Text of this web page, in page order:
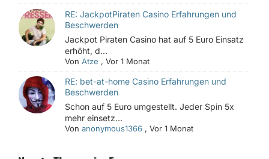
RE: JackpotPiraten Casino Erfahrungen und
Beschwerden
Jackpot Piraten Casino hat auf 5 Euro Einsatz
erhöht, d...
VonAtze ,Vor 1 Monat
RE: bet-at-home Casino Erfahrungen und
Beschwerden
Schon auf 5 Euro umgestellt. Jeder Spin 5x
mehr einsetz...
Vonanonymous1366 ,Vor 1 Monat